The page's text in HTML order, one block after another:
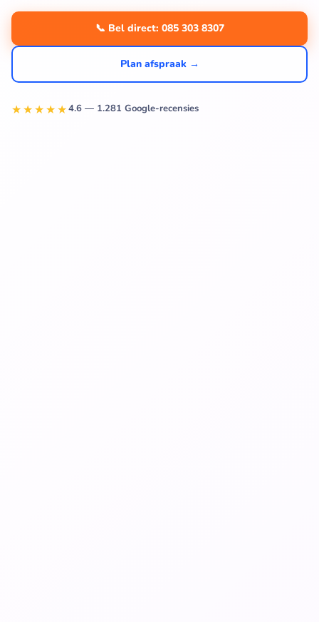
📞 Bel direct: 085 303 8307
Plan afspraak →
★★★★★4.6 — 1.281 Google-recensies